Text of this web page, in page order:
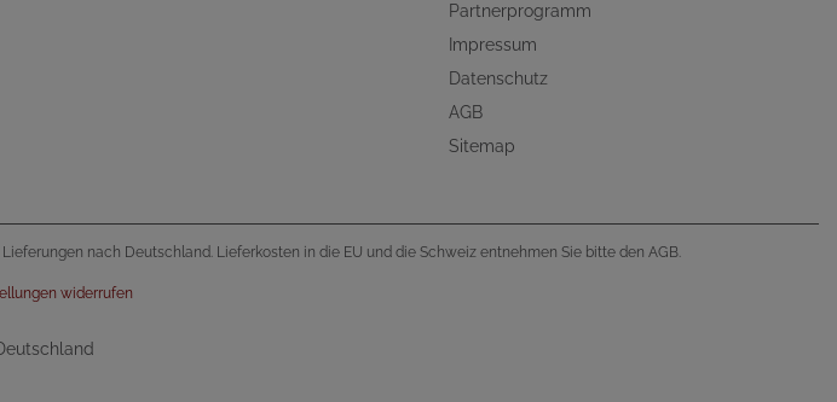
Partnerprogramm
Impressum
Datenschutz
AGB
Sitemap
nach Deutschland. Lieferkosten in die EU und die Schweiz entnehmen Sie bitte den AGB.
widerrufen